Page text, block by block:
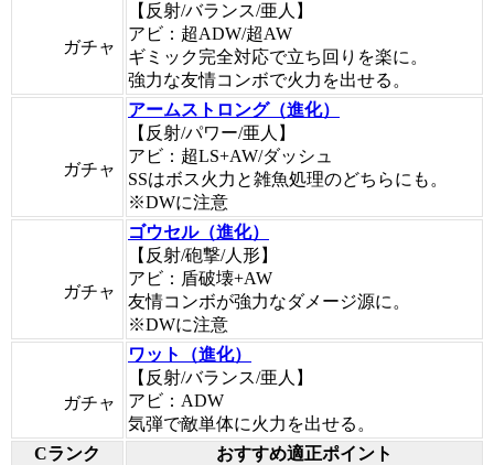
ガチャ
【反射/バランス/亜人】
アビ：超ADW/超AW
ギミック完全対応で立ち回りを楽に。
強力な友情コンボで火力を出せる。
ガチャ
アームストロング（進化）
【反射/パワー/亜人】
アビ：超LS+AW/ダッシュ
SSはボス火力と雑魚処理のどちらにも。
※DWに注意
ガチャ
ゴウセル（進化）
【反射/砲撃/人形】
アビ：盾破壊+AW
友情コンボが強力なダメージ源に。
※DWに注意
ガチャ
ワット（進化）
【反射/バランス/亜人】
アビ：ADW
気弾で敵単体に火力を出せる。
Cランク
おすすめ適正ポイント